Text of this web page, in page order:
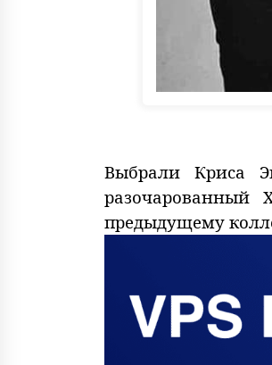
Выбрали Криса
разочарованный
предыдущему